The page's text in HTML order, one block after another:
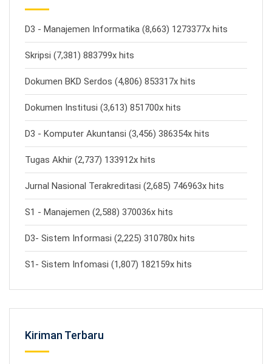
D3 - Manajemen Informatika (8,663) 1273377x hits
Skripsi (7,381) 883799x hits
Dokumen BKD Serdos (4,806) 853317x hits
Dokumen Institusi (3,613) 851700x hits
D3 - Komputer Akuntansi (3,456) 386354x hits
Tugas Akhir (2,737) 133912x hits
Jurnal Nasional Terakreditasi (2,685) 746963x hits
S1 - Manajemen (2,588) 370036x hits
D3- Sistem Informasi (2,225) 310780x hits
S1- Sistem Infomasi (1,807) 182159x hits
Kiriman Terbaru